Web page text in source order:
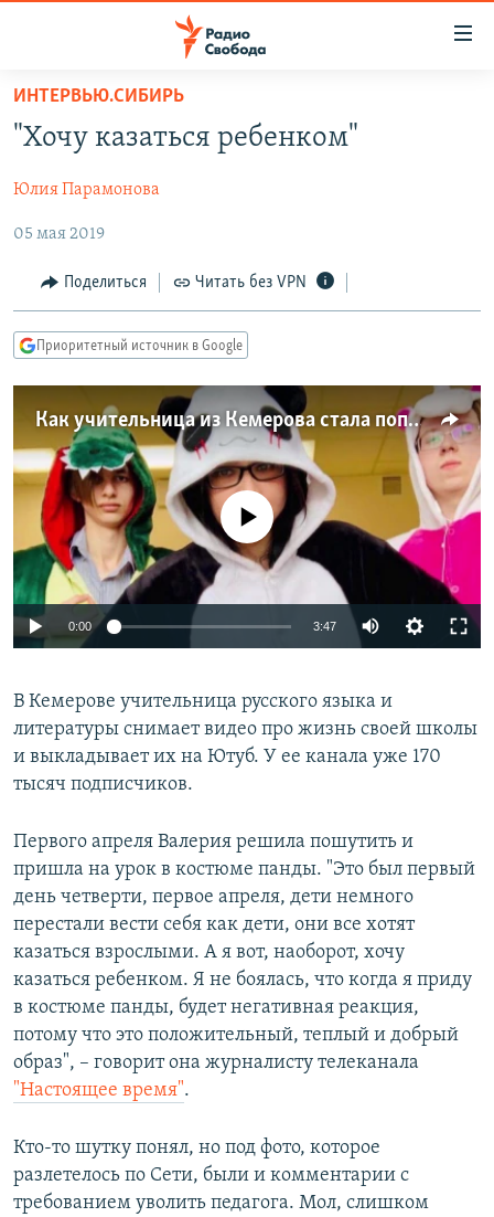
упрощенного
доступа
содержанию
Вернутся
главной
навигации
Вернутся
поиску
ПРОГРАММЫ
ПОДКАСТЫ
АВТОРСКИЕ ПРОЕКТЫ
ЦИТАТЫ СВОБОДЫ
МНЕНИЯ
КУЛЬТУРА
IDEL.РЕАЛИИ
КАВКАЗ.РЕАЛИИ
СЕВЕР.РЕАЛИИ
СИБИРЬ.РЕАЛИИ
РАСПИСАНИЕ ВЕЩАНИЯ
ПОДПИШИТЕСЬ НА РАССЫЛКУ
СОЦИАЛЬНЫЕ СЕТИ
Все сайты РСЕ/РС
ИНТЕРВЬЮ.СИБИРЬ
"Хочу казаться ребенком"
Юлия Парамонова
05 мая 2019
Поделиться Читать без VPN
Приоритетный источник в Google
Как учительница из Кемерова стала популярным влогером
No media source currently available
0:00 3:47
В Кемерове учительница русского языка и
литературы снимает видео про жизнь своей школы
и выкладывает их на Ютуб. У ее канала уже 170
тысяч подписчиков.
Первого апреля Валерия решила пошутить и
пришла на урок в костюме панды. "Это был первый
день четверти, первое апреля, дети немного
перестали вести себя как дети, они все хотят
казаться взрослыми. А я вот, наоборот, хочу
казаться ребенком. Я не боялась, что когда я приду
в костюме панды, будет негативная реакция,
потому что это положительный, теплый и добрый
образ", – говорит она журналисту телеканала
"Настоящее время".
Кто-то шутку понял, но под фото, которое
разлетелось по Сети, были и комментарии с
требованием уволить педагога. Мол, слишком